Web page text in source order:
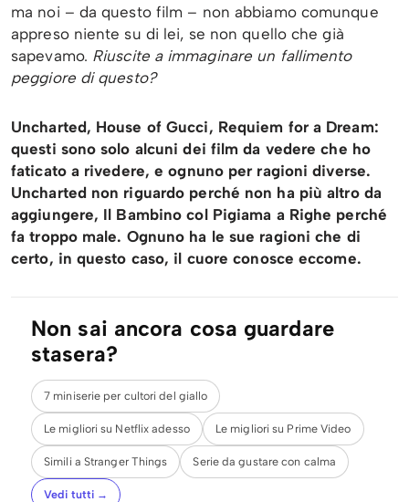
ma noi – da questo film – non abbiamo comunque
appreso niente su di lei, se non quello che già
sapevamo. Riuscite a immaginare un fallimento
peggiore di questo?
Uncharted, House of Gucci, Requiem for a Dream:
questi sono solo alcuni dei film da vedere che ho
faticato a rivedere, e ognuno per ragioni diverse.
Uncharted non riguardo perché non ha più altro da
aggiungere, Il Bambino col Pigiama a Righe perché
fa troppo male. Ognuno ha le sue ragioni che di
certo, in questo caso, il cuore conosce eccome.
Non sai ancora cosa guardare
stasera?
7 miniserie per cultori del giallo
Le migliori su Netflix adesso Le migliori su Prime Video
Simili a Stranger Things Serie da gustare con calma
Vedi tutti →